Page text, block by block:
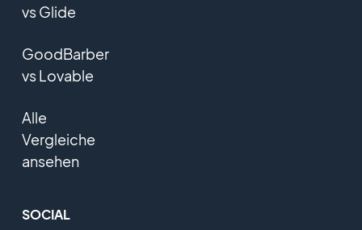
vs Glide
GoodBarber
vs Lovable
Alle
Vergleiche
ansehen
SOCIAL